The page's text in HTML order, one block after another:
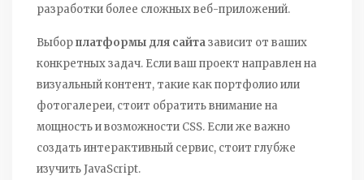
разработки более сложных веб-приложений.
Выборплатформы для сайтазависит от ваших
конкретных задач. Если ваш проект направлен на
визуальный контент, такие как портфолио или
фотогалереи, стоит обратить внимание на
мощность и возможности CSS. Если же важно
создать интерактивный сервис, стоит глубже
изучить JavaScript.